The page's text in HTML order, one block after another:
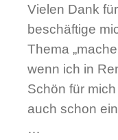
Vielen Dank
beschäftige
Thema
wenn ich in
Schön für
auch schon
…